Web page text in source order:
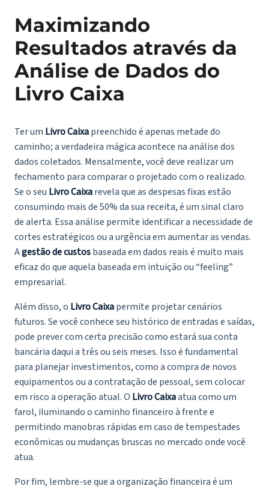
Maximizando
Resultados através da
Análise de Dados do
Livro Caixa
Ter um Livro Caixapreenchido é apenas metade do
caminho; a verdadeira mágica acontece na análise dos
dados coletados. Mensalmente, você deve realizar um
fechamento para comparar o projetado com o realizado.
Se o seu Livro Caixarevela que as despesas fixas estão
consumindo mais de 50% da sua receita, é um sinal claro
de alerta. Essa análise permite identificar a necessidade de
cortes estratégicos ou a urgência em aumentar as vendas.
Agestão de custosbaseada em dados reais é muito mais
eficaz do que aquela baseada em intuição ou “feeling”
empresarial.
Além disso, o Livro Caixapermite projetar cenários
futuros. Se você conhece seu histórico de entradas e saídas,
pode prever com certa precisão como estará sua conta
bancária daqui a três ou seis meses. Isso é fundamental
para planejar investimentos, como a compra de novos
equipamentos ou a contratação de pessoal, sem colocar
em risco a operação atual. O Livro Caixaatua como um
farol, iluminando o caminho financeiro à frente e
permitindo manobras rápidas em caso de tempestades
econômicas ou mudanças bruscas no mercado onde você
atua.
Por fim, lembre-se que a organização financeira é um